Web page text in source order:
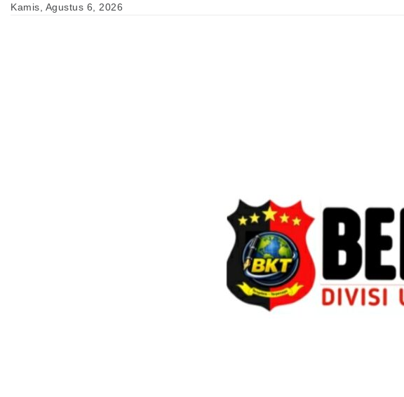
SkipKamis, Agustus 6, 2026